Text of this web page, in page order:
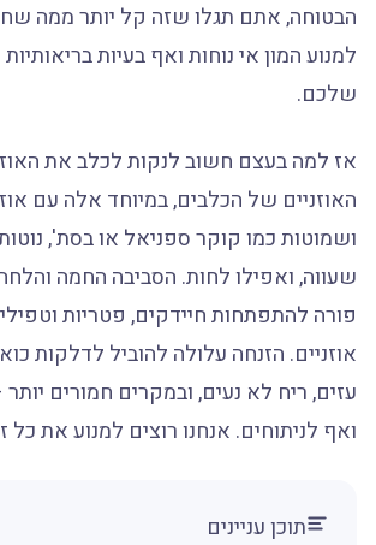
הבטוחה, אתם תגלו שזה קל יותר ממה
למנוע המון אי נוחות ואף בעיות
שלכם.
אז למה בעצם חשוב לנקות לכלב את
האוזניים של הכלבים, במיוחד אלה עם
ושמוטות כמו קוקר ספניאל או בסת',
שעווה, ואפילו לחות. הסביבה החמה והלחה
פורה להתפתחות חיידקים, פטריות
אוזניים. הזנחה עלולה להוביל לדלקות
עזים, ריח לא נעים, ובמקרים חמורים
ואף לניתוחים. אנחנו רוצים למנוע את כל
תוכן עניינים